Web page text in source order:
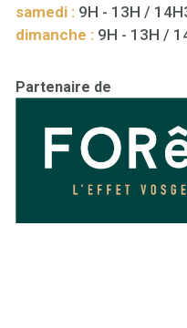
samedi : 9H - 13H /
dimanche : 9H - 13H /
Partenaire de